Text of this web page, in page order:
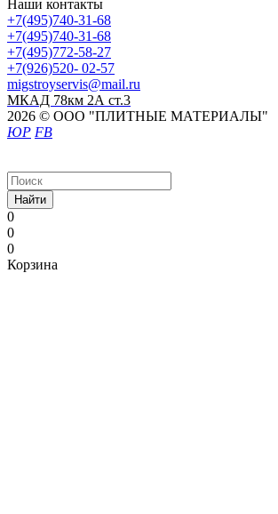
Наши контакты
+7(495)740-31-68
+7(495)740-31-68
+7(495)772-58-27
+7(926)520- 02-57
migstroyservis@mail.ru
МКАД 78км 2А ст.3
2026 © ООО "ПЛИТНЫЕ МАТЕРИАЛЫ"
ЮР FB
Найти
0
0
0
Корзина